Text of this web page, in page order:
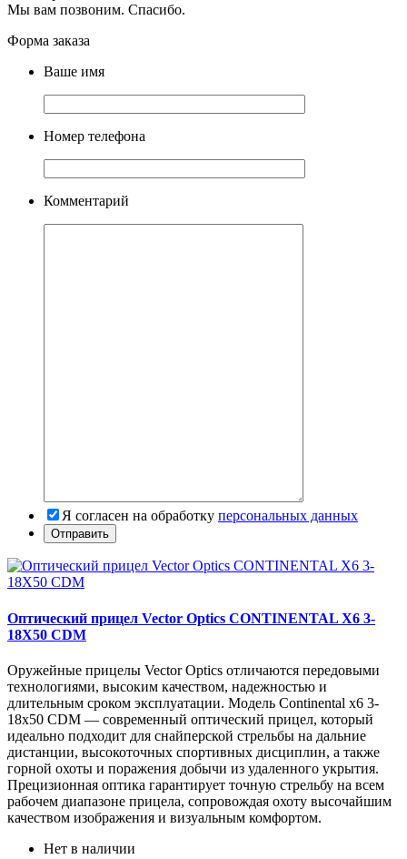
Мы вам позвоним. Спасибо.
Форма заказа
Ваше имя
Номер телефона
Комментарий
Я согласен на обработку персональных данных
Оптический прицел Vector Optics CONTINENTAL X6 3-
18X50 CDM
Оружейные прицелы Vector Optics отличаются передовыми
технологиями, высоким качеством, надежностью и
длительным сроком эксплуатации. Модель Continental x6 3-
18x50 CDM — современный оптический прицел, который
идеально подходит для снайперской стрельбы на дальние
дистанции, высокоточных спортивных дисциплин, а также
горной охоты и поражения добычи из удаленного укрытия.
Прецизионная оптика гарантирует точную стрельбу на всем
рабочем диапазоне прицела, сопровождая охоту высочайшим
качеством изображения и визуальным комфортом.
Нет в наличии